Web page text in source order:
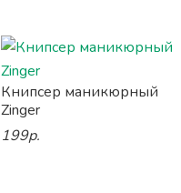
Книпсер маникюрный
Zinger
199р.